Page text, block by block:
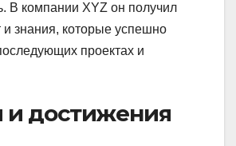
В компании XYZ он получил
знания, которые успешно
проектах и
и достижения